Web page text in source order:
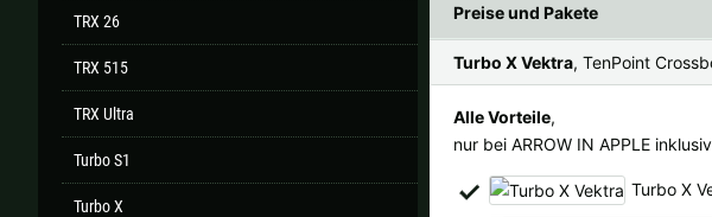
TRX 26
TRX 515
TRX Ultra
Turbo S1
Turbo X
Preise und Pakete
Turbo X Vektra, TenPoint
Alle Vorteile,
nur bei ARROW IN APPLE
Turbo X